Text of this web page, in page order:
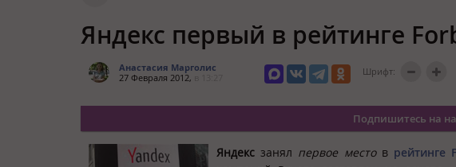
Яндекс первый в рейтинге
Анастасия Марголис
27 Февраля 2012,
Шрифт:
Подпишитесь на
Яндексзанял первое местов рейтинге